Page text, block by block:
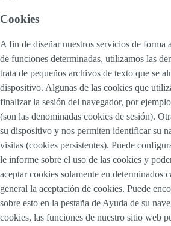
Cookies
A fin de diseñar nuestros servicios de forma
de funciones determinadas, utilizamos las
trata de pequeños archivos de texto que se
dispositivo. Algunas de las cookies que
finalizar la sesión del navegador, por
(son las denominadas cookies de sesión).
su dispositivo y nos permiten identificar su
visitas (cookies persistentes). Puede
le informe sobre el uso de las cookies y
aceptar cookies solamente en determinados
general la aceptación de cookies. Puede
sobre esto en la pestaña de Ayuda de su
cookies, las funciones de nuestro sitio web